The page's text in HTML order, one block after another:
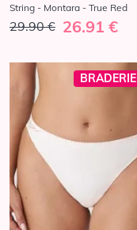
String - Montara - True Red
29.90 € 26.91 €